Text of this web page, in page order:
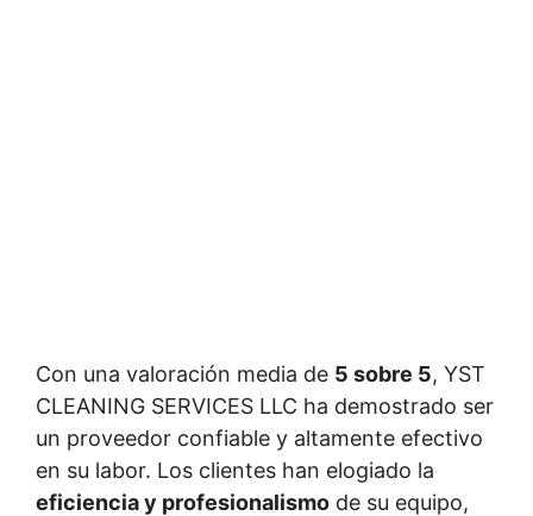
Con una valoración media de 5 sobre 5, YST
CLEANING SERVICES LLC ha demostrado ser
un proveedor confiable y altamente efectivo
en su labor. Los clientes han elogiado la
eficiencia y profesionalismo de su equipo,